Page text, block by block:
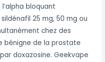
bloquant
25 mg, 50 mg ou
chez des
bénigne de la prostate
doxazosine. Geekvape